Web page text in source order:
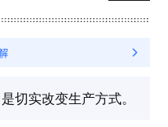
切实改变生产方式。